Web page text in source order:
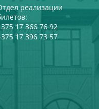
реализации
17 366 76 92
17 396 73 57